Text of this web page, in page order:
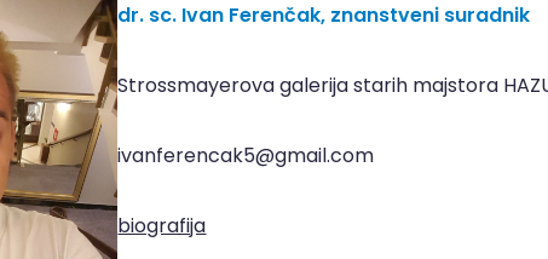
dr. sc. Ivan Ferenčak, znanstveni suradnik
Strossmayerova galerija starih majstora
ivanferencak5@gmail.com
biografija